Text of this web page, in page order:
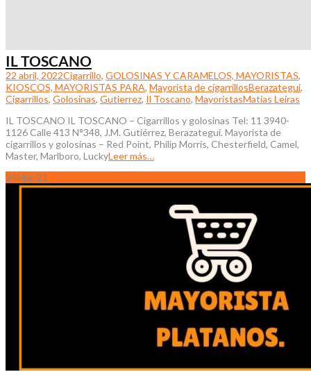
IL TOSCANO
22 abril, 2022Cigarrillo, GOLOSINAS Y CARAMELOS, MAYORISTAS,
KIOSCOS, MAYORISTAS PARA, Mayorista de cigarrillosBerazategui,
Cigarrillos, Golosinas, Gutierrez, Il Toscano, MayoristasMatías Leiras
IL TOSCANO IL TOSCANO – Cigarrillos y golosinas Tel: 11 3940-
1126 Calle 413 N°348, J.M. Gutiérrez, Berazategui. Mayorista de
cigarrillos y golosinas – Red Point, Philip Morris, Chesterfield, Camel,
Master, Marlboro, LuckyLeer más…
24Mar/21